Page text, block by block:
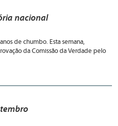
nacional
de chumbo. Esta semana,
da Comissão da Verdade pelo